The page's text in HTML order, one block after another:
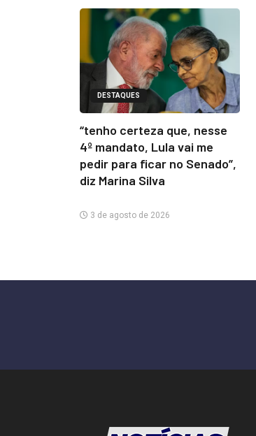
DESTAQUES
“tenho certeza que, nesse
4º mandato, Lula vai me
pedir para ficar no Senado”,
diz Marina Silva
3 de agosto de 2026